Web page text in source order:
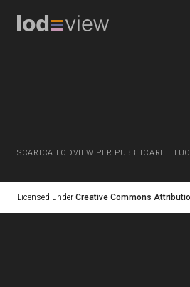
SCARICA LODVIEW PER PUBBLICARE I
Licensed under Creative Commons